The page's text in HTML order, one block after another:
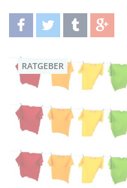
RATGEBER